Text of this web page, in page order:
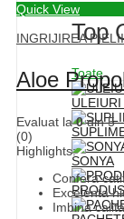
Top
Toate
SONYA
Quick View
INGRIJIREA PIELII
Aloe
Evaluat la0din 5
(0)
Highlights:
Confera
Excelenta
Imbina